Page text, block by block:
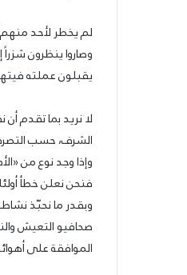
لم يخطر لأحد منهم
وصاروا ينظرون
يقبلون عملته
لا نريد بما تقدم
الشرف، حسب
وإذا وجد نوع من
فنحن نعلن خطأ
وبقدر ما نحبّذ
صحافيو التعيش
الموافقة على
الحزب السوّريّ القوميّ
مجزرة حلبا: وحده الحساب يحقّق